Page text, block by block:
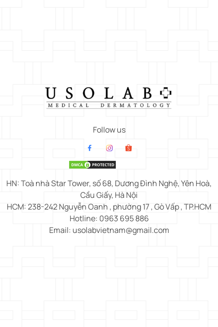
Follow us
HN: Toà nhà Star Tower, số 68, Dương Đình Nghệ, Yên Hoà,
Cầu Giấy, Hà Nội
HCM: 238-242 Nguyễn Oanh , phường 17 , Gò Vấp , TP.HCM
Hotline: 0963 695 886
Email: usolabvietnam@gmail.com